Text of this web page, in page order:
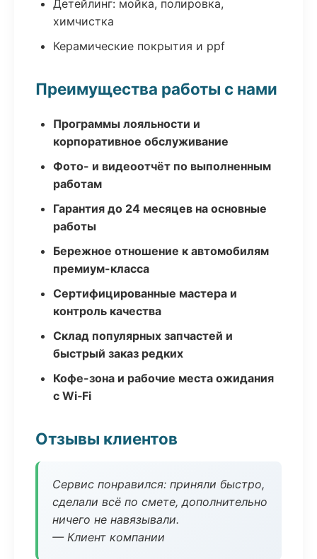
Детейлинг: мойка, полировка,
химчистка
Керамические покрытия и ppf
Преимущества работы с нами
Программы лояльности и
корпоративное обслуживание
Фото- и видеоотчёт по выполненным
работам
Гарантия до 24 месяцев на основные
работы
Бережное отношение к автомобилям
премиум-класса
Сертифицированные мастера и
контроль качества
Склад популярных запчастей и
быстрый заказ редких
Кофе-зона и рабочие места ожидания
с Wi‑Fi
Отзывы клиентов
Сервис понравился: приняли быстро,
сделали всё по смете, дополнительно
ничего не навязывали.
— Клиент компании